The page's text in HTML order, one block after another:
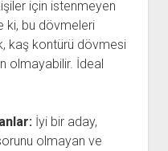
için istenmeyen
ki, bu dövmeleri
kaş kontürü dövmesi
olmayabilir. İdeal
İyi bir aday,
olmayan ve